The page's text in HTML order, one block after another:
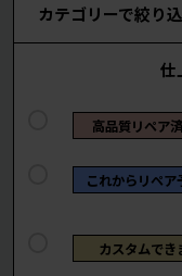
カテゴリーで絞り
仕
高品質リペア
これからリペア
カスタムでき